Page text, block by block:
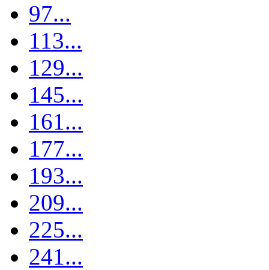
97...
113...
129...
145...
161...
177...
193...
209...
225...
241...